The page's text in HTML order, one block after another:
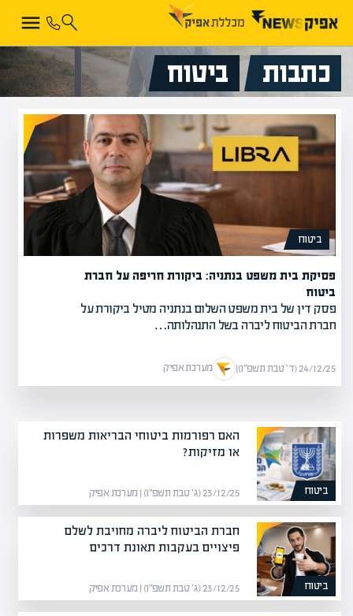
כתבות ביטוח
ביטוח
פסיקת בית משפט בנתניה: ביקורת חריפה על חברת
ביטוח
פסק דין של בית משפט השלום בנתניה מטיל ביקורת על
חברת הביטוח ליברה בשל התנהלותה…
24/12/25 (ד׳ טבת תשפ״ו) | מערכת אפיק
ביטוח
האם רפורמות ביטוחי הבריאות משפרות
או מזיקות?
23/12/25 (ג׳ טבת תשפ״ו) | מערכת אפיק
ביטוח
חברת הביטוח ליברה מחויבת לשלם
פיצויים בעקבות תאונת דרכים
23/12/25 (ג׳ טבת תשפ״ו) | מערכת אפיק